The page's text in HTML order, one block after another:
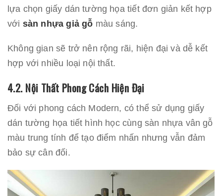
lựa chọn giấy dán tường họa tiết đơn giản kết hợp
với sàn nhựa giả gỗ màu sáng.
Không gian sẽ trở nên rộng rãi, hiện đại và dễ kết
hợp với nhiều loại nội thất.
4.2. Nội Thất Phong Cách Hiện Đại
Đối với phong cách Modern, có thể sử dụng giấy
dán tường họa tiết hình học cùng sàn nhựa vân gỗ
màu trung tính để tạo điểm nhấn nhưng vẫn đảm
bảo sự cân đối.